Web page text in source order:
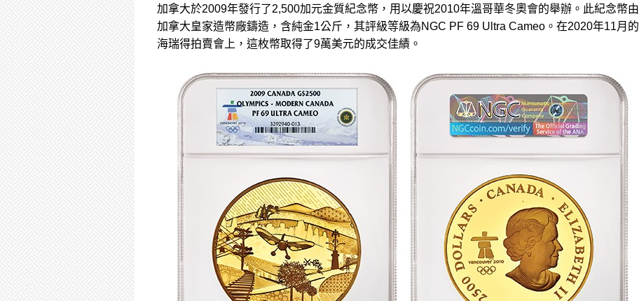
加拿大於2009年發行了2,500加元金質紀念幣，用以慶祝2010年溫哥華冬奧會的舉辦。此紀念幣由
加拿大皇家造幣廠鑄造，含純金1公斤，其評級等級為NGC PF 69 Ultra Cameo。在2020年11月的
海瑞得拍賣會上，這枚幣取得了9萬美元的成交佳績。